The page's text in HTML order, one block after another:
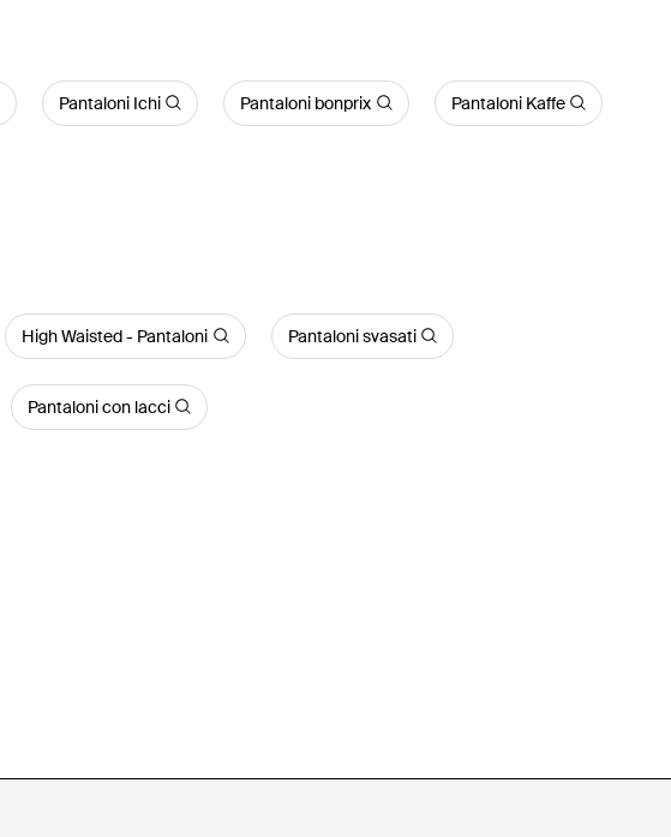
Pantaloni Ichi Pantaloni bonprix Pantaloni Kaffe
High Waisted - Pantaloni Pantaloni svasati
Pantaloni con lacci